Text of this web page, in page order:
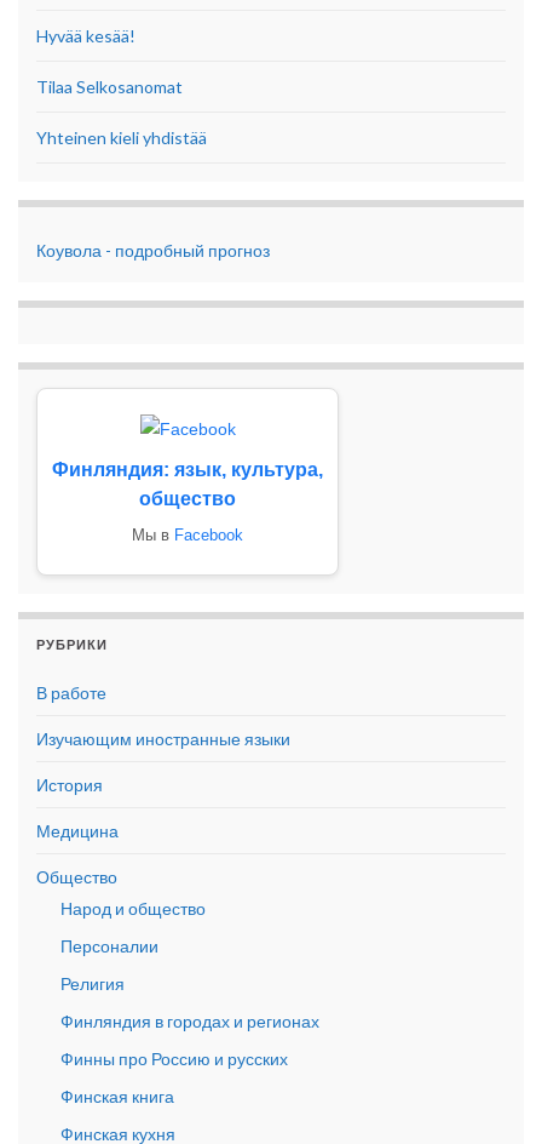
Hyvää kesää!
Tilaa Selkosanomat
Yhteinen kieli yhdistää
Коувола - подробный прогноз
Финляндия: язык, культура,
общество
Мы в Facebook
РУБРИКИ
В работе
Изучающим иностранные языки
История
Медицина
Общество
Народ и общество
Персоналии
Религия
Финляндия в городах и регионах
Финны про Россию и русских
Финская книга
Финская кухня